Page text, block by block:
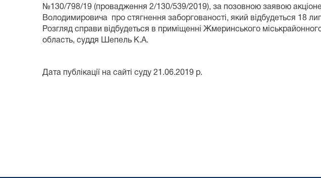
№130/798/19 (провадження 2/130/539/2019), за позовною заявою
Володимировича про стягнення заборгованості, який відбудеться 18
Розгляд справи відбудеться в приміщенні Жмеринського
область, суддя Шепель К.А.
Дата публікації на сайті суду 21.06.2019 р.